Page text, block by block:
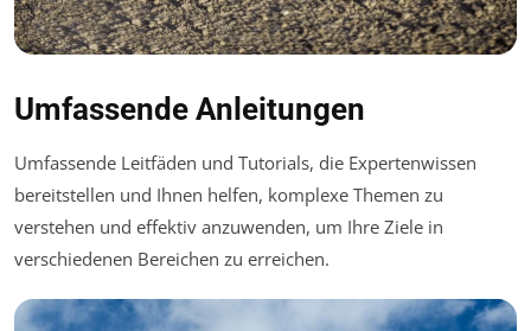
Umfassende Anleitungen
Umfassende Leitfäden und Tutorials, die Expertenwissen
bereitstellen und Ihnen helfen, komplexe Themen zu
verstehen und effektiv anzuwenden, um Ihre Ziele in
verschiedenen Bereichen zu erreichen.